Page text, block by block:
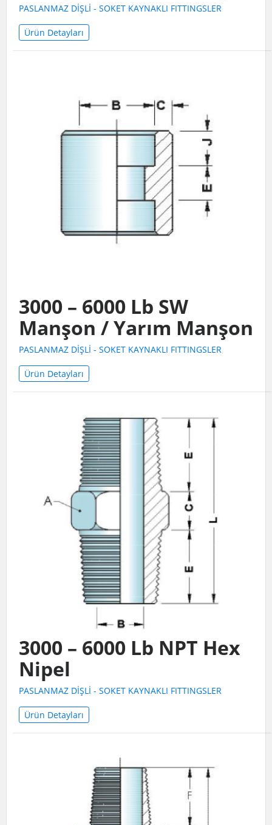
PASLANMAZ DİŞLİ - SOKET KAYNAKLI FITTINGSLER
Ürün Detayları
3000 – 6000 Lb SW
Manşon / Yarım Manşon
PASLANMAZ DİŞLİ - SOKET KAYNAKLI FITTINGSLER
Ürün Detayları
3000 – 6000 Lb NPT Hex
Nipel
PASLANMAZ DİŞLİ - SOKET KAYNAKLI FITTINGSLER
Ürün Detayları